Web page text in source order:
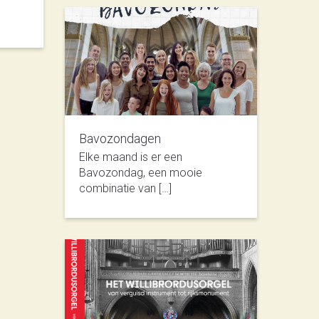
Bavozondagen
Elke maand is er een
Bavozondag, een mooie
combinatie van […]